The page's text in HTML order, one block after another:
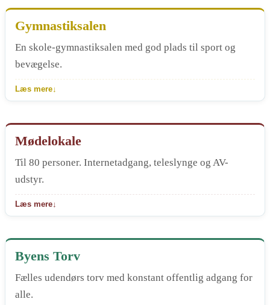
Gymnastiksalen
En skole-gymnastiksalen med god plads til sport og
bevægelse.
Læs mere ↓
Mødelokale
Til 80 personer. Internetadgang, teleslynge og AV-
udstyr.
Læs mere ↓
Byens Torv
Fælles udendørs torv med konstant offentlig adgang for
alle.